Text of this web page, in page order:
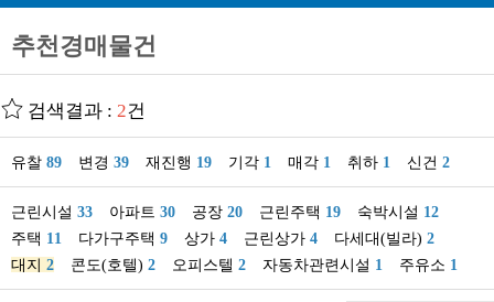
추천경매물건
검색결과 : 2건
유찰 89 변경 39 재진행 19 기각 1 매각 1 취하 1 신건 2
근린시설 33 아파트 30 공장 20 근린주택 19 숙박시설 12
주택 11 다가구주택 9 상가 4 근린상가 4 다세대(빌라) 2
대지 2 콘도(호텔) 2 오피스텔 2 자동차관련시설 1 주유소 1